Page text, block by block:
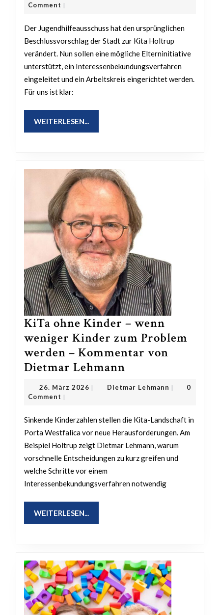
Jetzt
braucht
es
Augenmaß
Comment |
Der Jugendhilfeausschuss hat den ursprünglichen
Beschlussvorschlag der Stadt zur Kita Holtrup
verändert. Nun sollen eine mögliche Elterninitiative
unterstützt, ein Interessenbekundungsverfahren
eingeleitet und ein Arbeitskreis eingerichtet werden.
Für uns ist klar:
WEITERLESEN...
KiTa ohne Kinder – wenn
weniger Kinder zum Problem
werden – Kommentar von
Dietmar Lehmann
ohne
wenn
weniger
Kinder
Problem
Dietmar
Lehmann
26. März 2026 26.
| Dietmar Lehmann Dietmar
|
0
Comment |
Sinkende Kinderzahlen stellen die Kita-Landschaft in
Porta Westfalica vor neue Herausforderungen. Am
Beispiel Holtrup zeigt Dietmar Lehmann, warum
vorschnelle Entscheidungen zu kurz greifen und
welche Schritte vor einem
Interessenbekundungsverfahren notwendig
WEITERLESEN...